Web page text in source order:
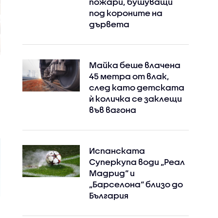
под короните на
дървета
Майка беше влачена
45 метра от влак,
след като детската
ѝ количка се заклещи
във вагона
Испанската
Суперкупа води „Реал
Мадрид“ и
„Барселона“ близо до
България